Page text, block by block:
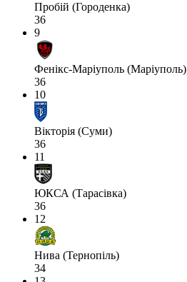
Пробій (Городенка)
36
9
Фенікс-Маріуполь (Маріуполь)
36
10
Вікторія (Суми)
36
11
ЮКСА (Тарасівка)
36
12
Нива (Тернопіль)
34